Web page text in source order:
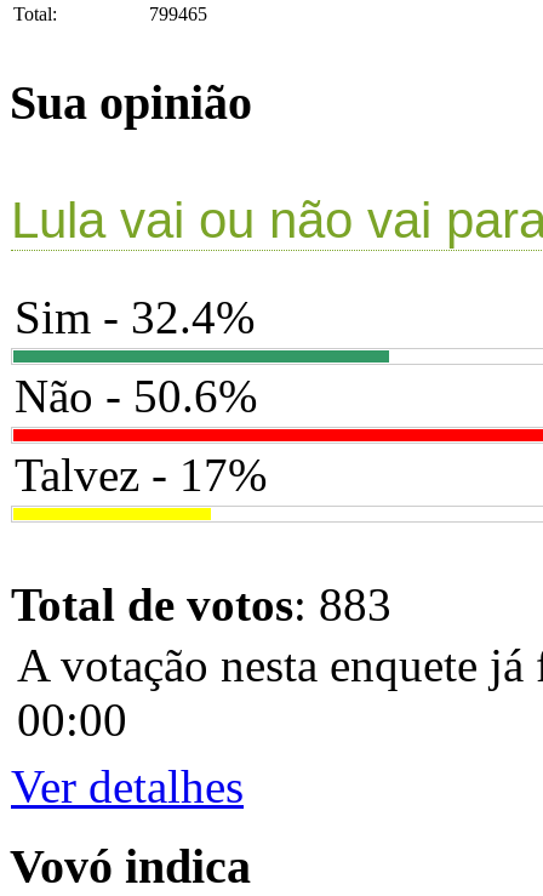
Total: 799465
Sua opinião
Lula vai ou não vai
Sim - 32.4%
Não - 50.6%
Talvez - 17%
Total de votos: 883
A votação nesta enquete
00:00
Ver detalhes
Vovó indica